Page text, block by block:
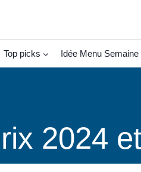
Top picks Idée Menu Semaine
2024